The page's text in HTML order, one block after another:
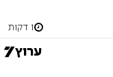
1 דקות